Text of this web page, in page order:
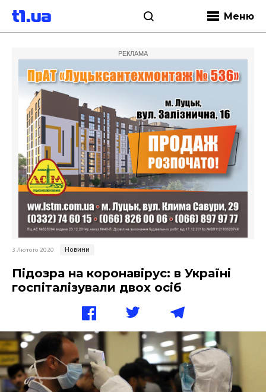
Меню
РЕКЛАМА
3 Лютого 2020 Новини
Підозра на коронавірус: в Україні
госпіталізували двох осіб